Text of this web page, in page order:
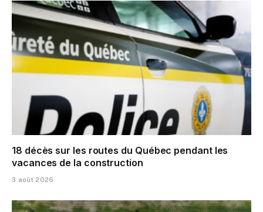
18 décès sur les routes du Québec pendant les
vacances de la construction
3 août 2026